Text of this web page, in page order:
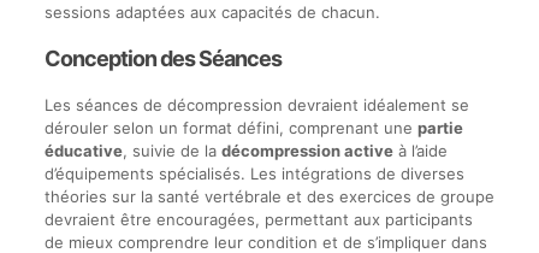
sessions adaptées aux capacités de chacun.
Conception des Séances
Les séances de décompression devraient idéalement se
dérouler selon un format défini, comprenant une partie
éducative, suivie de la décompression activeà l’aide
d’équipements spécialisés. Les intégrations de diverses
théories sur la santé vertébrale et des exercices de groupe
devraient être encouragées, permettant aux participants
de mieux comprendre leur condition et de s’impliquer dans